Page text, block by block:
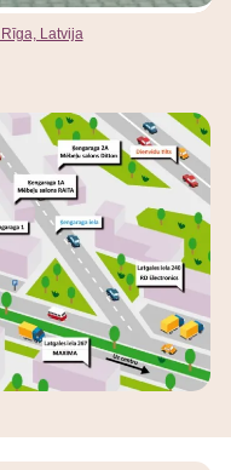
Latvija